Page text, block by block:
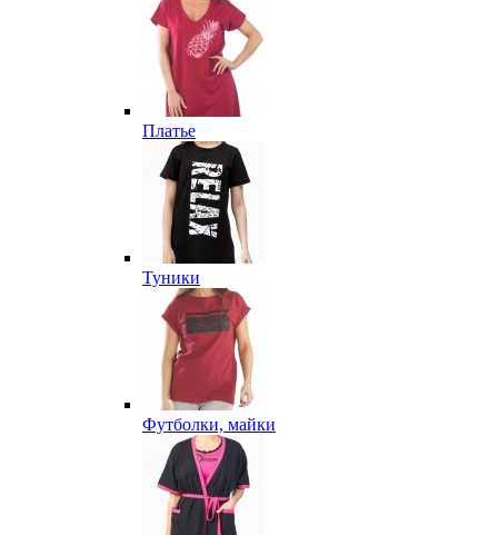
Платье
Туники
Футболки, майки